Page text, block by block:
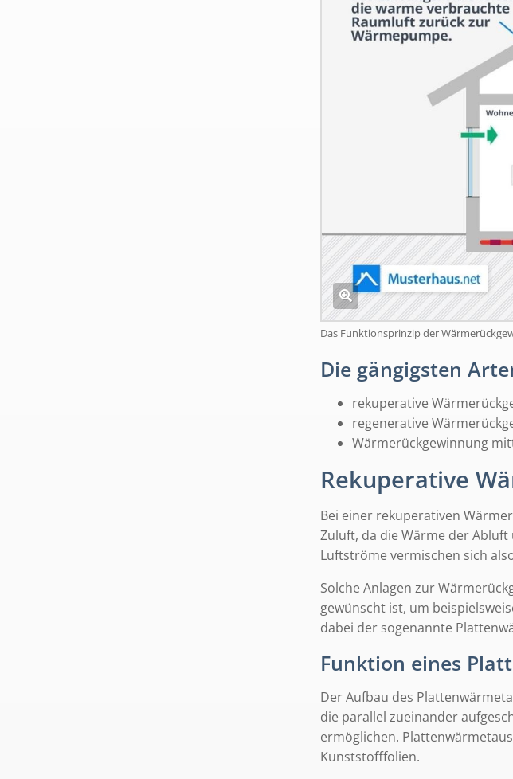
Das Funktionsprinzip der
Die gängigsten
rekuperative
regenerative
Wärmerückgewinnung
Rekuperative
Bei einer rekuperativen
Zuluft, da die Wärme der
Luftströme vermischen sich
Solche Anlagen zur
gewünscht ist, um
dabei der sogenannte
Funktion eines
Der Aufbau des
die parallel zueinander
ermöglichen.
Kunststofffolien.